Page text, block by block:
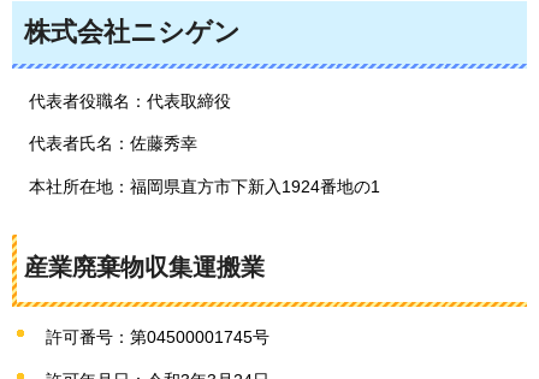
株式会社ニシゲン
代表者役職名：代表取締役
代表者氏名：佐藤秀幸
本社所在地：福岡県直方市下新入1924番地の1
産業廃棄物収集運搬業
許可番号：第04500001745号